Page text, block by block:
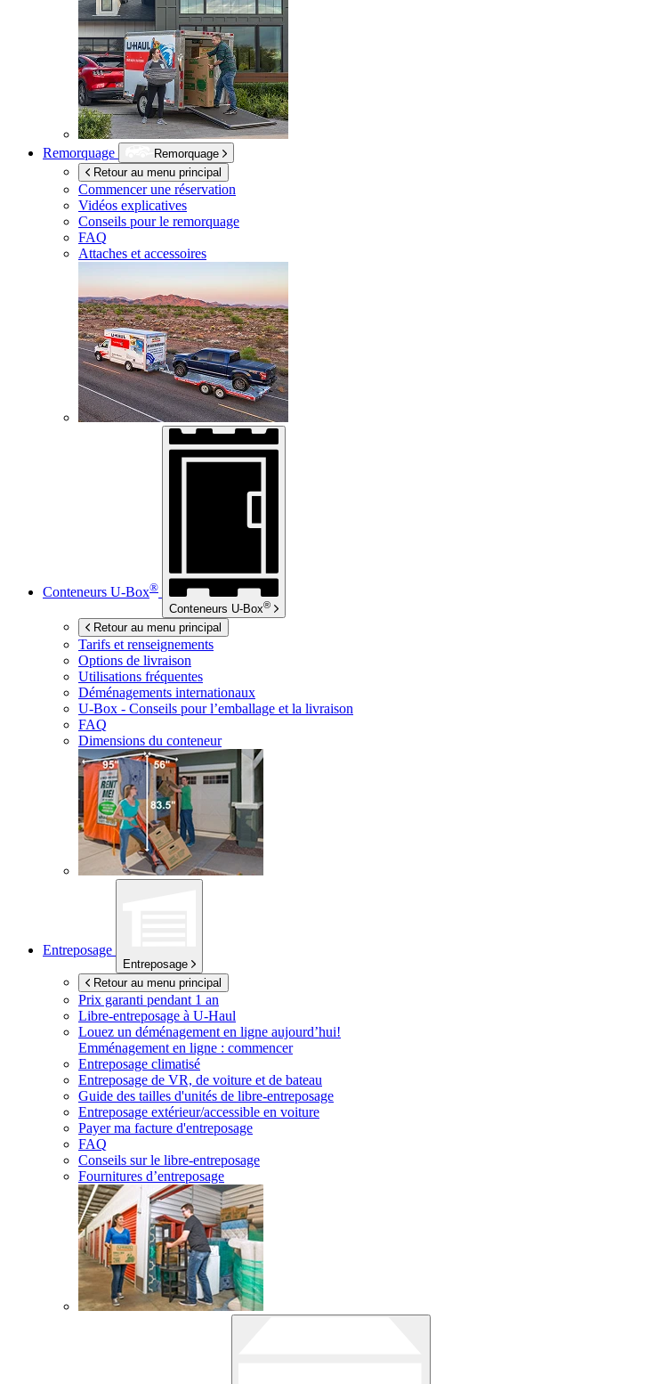
Remorquage
Remorquage
Retour au menu principal
Commencer une réservation
Vidéos explicatives
Conseils pour le remorquage
FAQ
Attaches et accessoires
Conteneurs U-Box®
Conteneurs U-Box®
Retour au menu principal
Tarifs et renseignements
Options de livraison
Utilisations fréquentes
Déménagements internationaux
U-Box - Conseils pour l’emballage et la livraison
FAQ
Dimensions du conteneur
Entreposage
Entreposage
Retour au menu principal
Prix garanti pendant 1 an
Libre-entreposage à U-Haul
Louez un déménagement en ligne aujourd’hui!
Emménagement en ligne : commencer
Entreposage climatisé
Entreposage de VR, de voiture et de bateau
Guide des tailles d'unités de libre-entreposage
Entreposage extérieur/accessible en voiture
Payer ma facture d'entreposage
FAQ
Conseils sur le libre-entreposage
Fournitures d’entreposage